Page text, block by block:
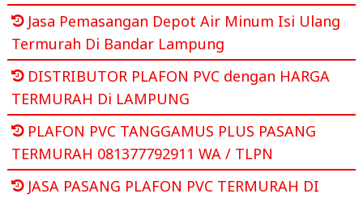
Jasa Pemasangan Depot Air Minum Isi Ulang
Termurah Di Bandar Lampung
DISTRIBUTOR PLAFON PVC dengan HARGA
TERMURAH Di LAMPUNG
PLAFON PVC TANGGAMUS PLUS PASANG
TERMURAH 081377792911 WA / TLPN
JASA PASANG PLAFON PVC TERMURAH DI